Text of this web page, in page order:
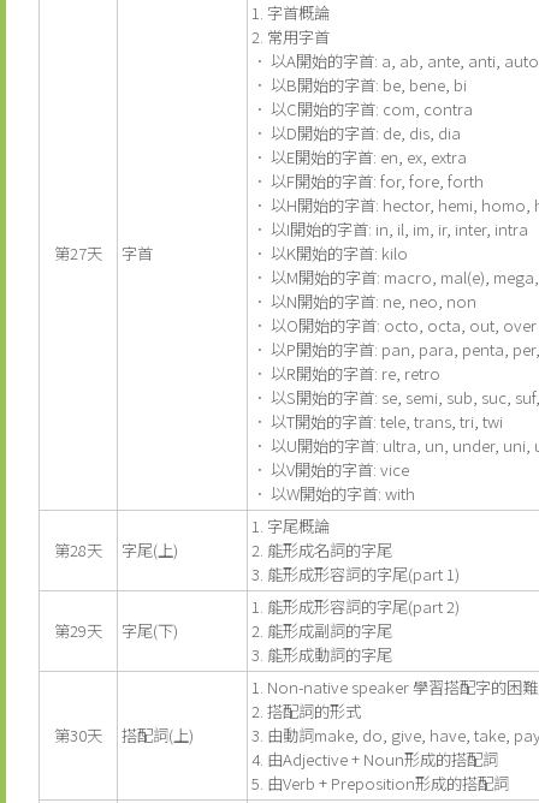
第27天 字首
1. 字首概論
2. 常用字首
． 以A開始的字首: a, ab, ante, anti, auto
． 以B開始的字首: be, bene, bi
． 以C開始的字首: com, contra
． 以D開始的字首: de, dis, dia
． 以E開始的字首: en, ex, extra
． 以F開始的字首: for, fore, forth
． 以H開始的字首: hector, hemi,
． 以I開始的字首: in, il, im, ir, inter, intra
． 以K開始的字首: kilo
． 以M開始的字首: macro, mal(e),
． 以N開始的字首: ne, neo, non
． 以O開始的字首: octo, octa, out, over
． 以P開始的字首: pan, para, penta,
． 以R開始的字首: re, retro
． 以S開始的字首: se, semi, sub, suc,
． 以T開始的字首: tele, trans, tri, twi
． 以U開始的字首: ultra, un, under, uni,
． 以V開始的字首: vice
． 以W開始的字首: with
第28天 字尾(上)
1. 字尾概論
2. 能形成名詞的字尾
3. 能形成形容詞的字尾(part 1)
第29天 字尾(下)
1. 能形成形容詞的字尾(part 2)
2. 能形成副詞的字尾
3. 能形成動詞的字尾
第30天 搭配詞(上)
1. Non-native speaker 學習搭配字的困
2. 搭配詞的形式
3. 由動詞make, do, give, have, take,
4. 由Adjective + Noun形成的搭配詞
5. 由Verb + Preposition形成的搭配詞